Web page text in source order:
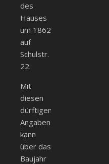
des
Hauses
um 1862
auf
Schulstr.
22.
Mit
diesen
dürftigen
Angaben
kann
über das
Baujahr